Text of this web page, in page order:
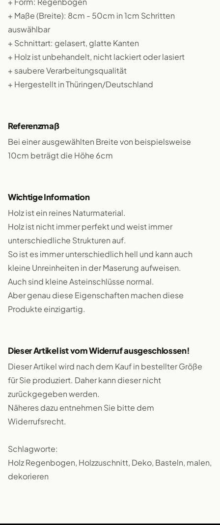
+ Maße (Breite): 8cm - 50cm in 1cm Schritten
auswählbar
+ Schnittart: gelasert, glatte Kanten
+ Holz ist unbehandelt, nicht lackiert oder lasiert
+ saubere Verarbeitungsqualität
+ Hergestellt in Thüringen/Deutschland
Referenzmaß
Bei einer ausgewählten Breite von beispielsweise
10cm beträgt die Höhe 6cm
Wichtige Information
Holz ist ein reines Naturmaterial.
Holz ist nicht immer perfekt und weist immer
unterschiedliche Strukturen auf.
So ist es immer unterschiedlich hell und kann auch
kleine Unreinheiten in der Maserung aufweisen.
Auch sind kleine Asteinschlüsse normal.
Aber genau diese Eigenschaften machen diese
Produkte einzigartig.
Dieser Artikel ist vom Widerruf ausgeschlossen!
Dieser Artikel wird nach dem Kauf in bestellter Größe
für Sie produziert. Daher kann dieser nicht
zurückgegeben werden.
Näheres dazu entnehmen Sie bitte dem
Widerrufsrecht.
Schlagworte:
Holz Regenbogen, Holzzuschnitt, Deko, Basteln, malen,
dekorieren